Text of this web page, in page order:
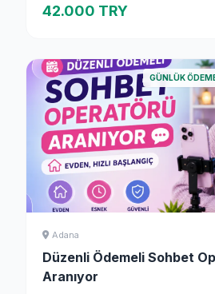
42.000 TRY
GÜNLÜK
Adana
Düzenli Ödemeli Sohbet
Aranıyor